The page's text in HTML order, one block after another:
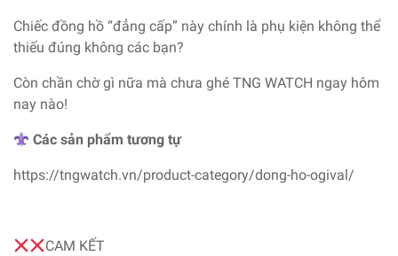
Chiếc đồng hồ “đẳng cấp” này chính là phụ kiện không thể
thiếu đúng không các bạn?
Còn chần chờ gì nữa mà chưa ghé TNG WATCH ngay hôm
nay nào!
Các sản phẩm tương tự
https://tngwatch.vn/product-category/dong-ho-ogival/
CAM KẾT